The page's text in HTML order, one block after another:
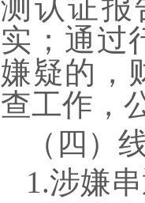
测认证报
实；通过
嫌疑的，
查工作，
（四）
1.涉嫌